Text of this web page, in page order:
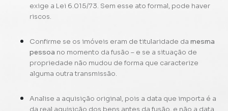
exige a Lei 6.015/73. Sem esse ato formal, pode haver
riscos.
Confirme se os imóveis eram de titularidade da mesma
pessoa no momento da fusão – e se a situação de
propriedade não mudou de forma que caracterize
alguma outra transmissão.
Analise a aquisição original, pois a data que importa é a
da real aquisição dos bens antes da fusão, e não a data